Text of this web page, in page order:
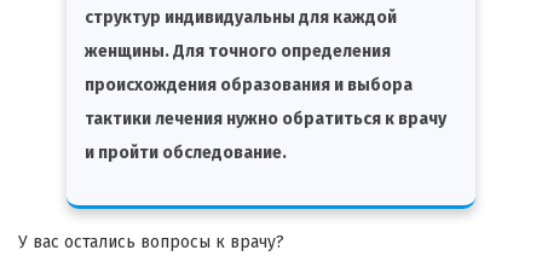
структур индивидуальны для каждой
женщины. Для точного определения
происхождения образования и выбора
тактики лечения нужно обратиться к врачу
и пройти обследование.
У вас остались вопросы к врачу?